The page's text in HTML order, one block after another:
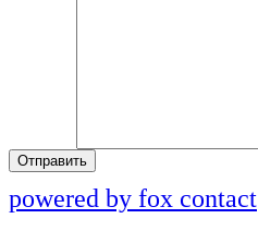
Отправить
powered by fox contact